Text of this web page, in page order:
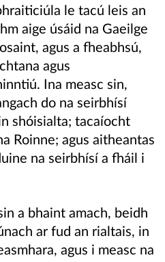
le tacú leis an
aige úsáid na Gaeilge
agus a fheabhsú,
agus
Ina measc sin,
do na seirbhísí
shóisialta; tacaíocht
Roinne; agus aitheantas
na seirbhísí a fháil i
a bhaint amach, beidh
ar fud an rialtais, in
agus i measc na